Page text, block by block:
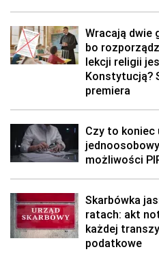
Wracają dwie
bo
lekcji religii
Konstytucją?
premiera
Czy to koniec
możliwości
Skarbówka
ratach: akt
każdej
podatkowe